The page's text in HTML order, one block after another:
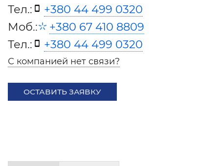
Тел.:
+380 44 499 0320
Моб.:
+380 67 410 8809
Тел.:
+380 44 499 0320
С компанией нет связи?
ОСТАВИТЬ ЗАЯВКУ